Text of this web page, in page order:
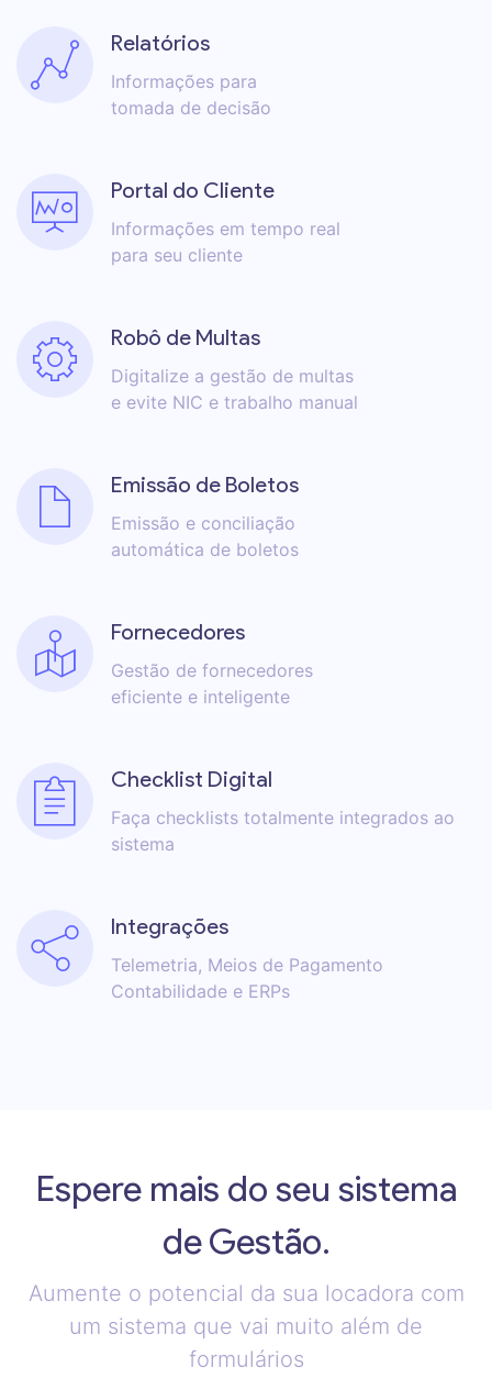
Relatórios
Informações para
tomada de decisão
Portal do Cliente
Informações em tempo real
para seu cliente
Robô de Multas
Digitalize a gestão de multas
e evite NIC e trabalho manual
Emissão de Boletos
Emissão e conciliação
automática de boletos
Fornecedores
Gestão de fornecedores
eficiente e inteligente
Checklist Digital
Faça checklists totalmente integrados ao
sistema
Integrações
Telemetria, Meios de Pagamento
Contabilidade e ERPs
Espere mais do seu sistema
de Gestão.
Aumente o potencial da sua locadora com
um sistema que vai muito além de
formulários